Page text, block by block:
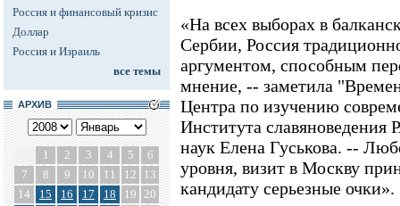
Россия и финансовый кризис
Доллар
Россия и Израиль
все темы
АРХИВ
1 2 3 4 5
6
7
8 9 10 11 12
13
14
15 16 17 18 19 20
«На всех выборах в
Сербии, Россия
аргументом, способным
мнение, -- заметила
Центра по изучению
Института славяноведения
наук Елена Гуськова. --
уровня, визит в Москву
кандидату серьезные очки».